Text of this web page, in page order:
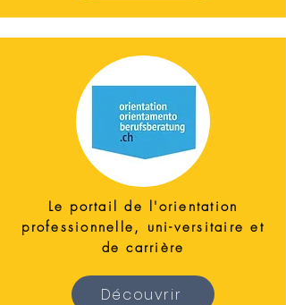
Le portail de l'orientation
professionnelle, uni-versitaire et
de carrière
Découvrir